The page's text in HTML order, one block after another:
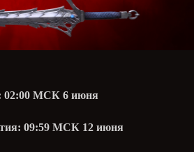
02:00 МСК 6 июня
09:59 МСК 12 июня